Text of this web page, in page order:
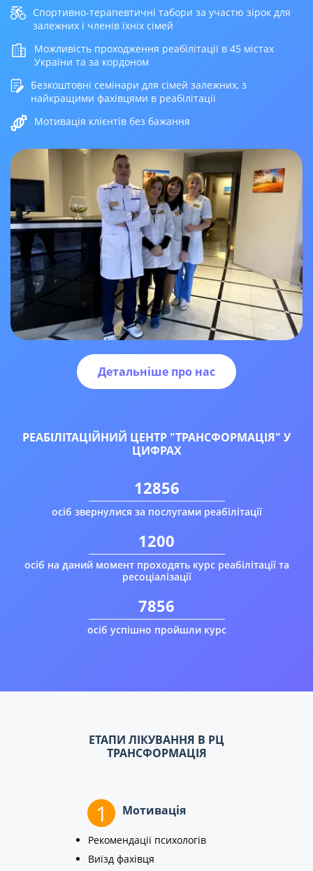
Спортивно-терапевтичні табори за участю зірок для
залежних і членів їхніх сімей
Можливість проходження реабілітації в 45 містах
України та за кордоном
Безкоштовні семінари для сімей залежних, з
найкращими фахівцями в реабілітації
Мотивація клієнтів без бажання
Детальніше про нас
РЕАБІЛІТАЦІЙНИЙ ЦЕНТР "ТРАНСФОРМАЦІЯ" У
ЦИФРАХ
12856
осіб звернулися за послугами реабілітації
1200
осіб на даний момент проходять курс реабілітації та
ресоціалізації
7856
осіб успішно пройшли курс
ЕТАПИ ЛІКУВАННЯ В РЦ
ТРАНСФОРМАЦІЯ
1 Мотивація
Рекомендації психологів
Виїзд фахівця